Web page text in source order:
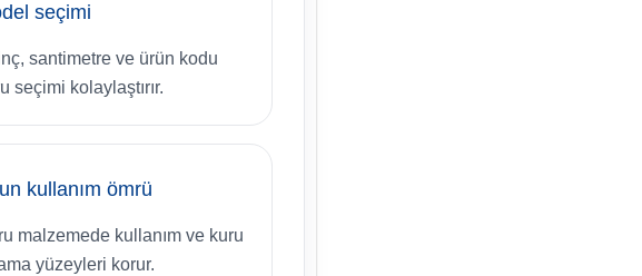
seçimi
santimetre ve ürün kodu
seçimi kolaylaştırır.
kullanım ömrü
malzemede kullanım ve kuru
yüzeyleri korur.